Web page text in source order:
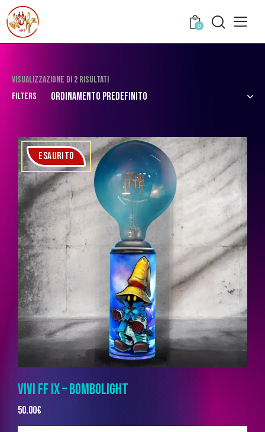
0
Visualizzazione di 2 risultati
Filters
ESAURITO
VIVI FF IX – BOMBOLIGHT
50.00€